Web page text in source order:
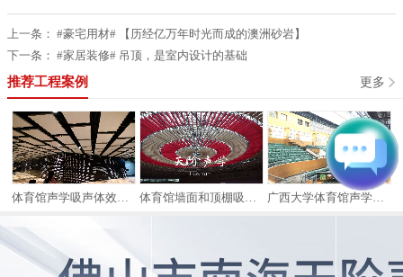
上一条： #豪宅用材# 【历经亿万年时光而成的澳洲砂岩】
下一条： #家居装修# 吊顶，是室内设计的基础
推荐工程案例 更多
体育馆声学吸声体效果及案例 体育馆墙面和顶棚吸音案例 广西大学体育馆声学案例